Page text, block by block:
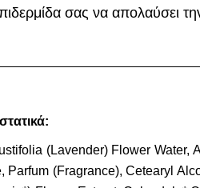
σας να απολαύσει
(Lavender) Flower Water,
Parfum (Fragrance), Cetearyl